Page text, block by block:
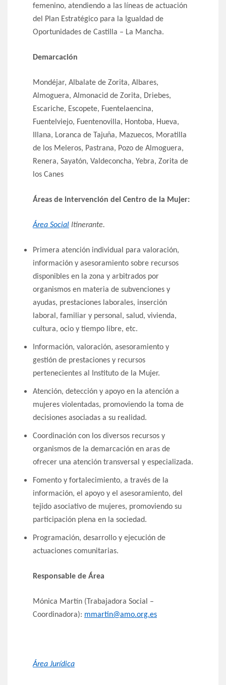
femenino, atendiendo a las líneas de actuación
del Plan Estratégico para la Igualdad de
Oportunidades de Castilla – La Mancha.
Demarcación
Mondéjar, Albalate de Zorita, Albares,
Almoguera, Almonacid de Zorita, Driebes,
Escariche, Escopete, Fuentelaencina,
Fuentelviejo, Fuentenovilla, Hontoba, Hueva,
Illana, Loranca de Tajuña, Mazuecos, Moratilla
de los Meleros, Pastrana, Pozo de Almoguera,
Renera, Sayatón, Valdeconcha, Yebra, Zorita de
los Canes
Áreas de intervención del Centro de la Mujer:
Área Social Itinerante.
Primera atención individual para valoración,
información y asesoramiento sobre recursos
disponibles en la zona y arbitrados por
organismos en materia de subvenciones y
ayudas, prestaciones laborales, inserción
laboral, familiar y personal, salud, vivienda,
cultura, ocio y tiempo libre, etc.
Información, valoración, asesoramiento y
gestión de prestaciones y recursos
pertenecientes al Instituto de la Mujer.
Atención, detección y apoyo en la atención a
mujeres violentadas, promoviendo la toma de
decisiones asociadas a su realidad.
Coordinación con los diversos recursos y
organismos de la demarcación en aras de
ofrecer una atención transversal y especializada.
Fomento y fortalecimiento, a través de la
información, el apoyo y el asesoramiento, del
tejido asociativo de mujeres, promoviendo su
participación plena en la sociedad.
Programación, desarrollo y ejecución de
actuaciones comunitarias.
Responsable de Área
Mónica Martín (Trabajadora Social –
Coordinadora): mmartin@amo.org.es
Área Jurídica